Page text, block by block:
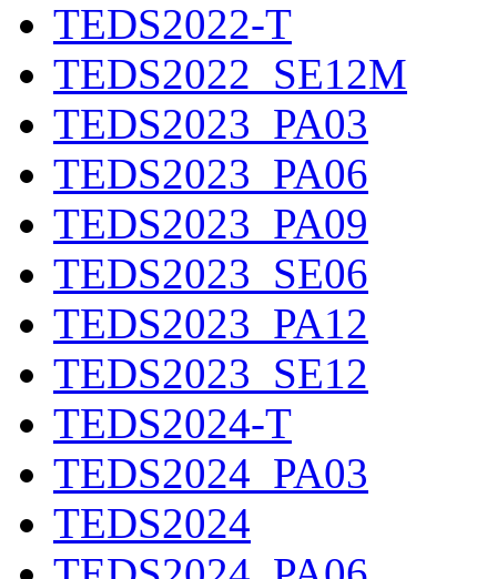
TEDS2022-T
TEDS2022_SE12M
TEDS2023_PA03
TEDS2023_PA06
TEDS2023_PA09
TEDS2023_SE06
TEDS2023_PA12
TEDS2023_SE12
TEDS2024-T
TEDS2024_PA03
TEDS2024